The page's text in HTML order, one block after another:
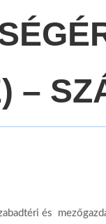
–
és